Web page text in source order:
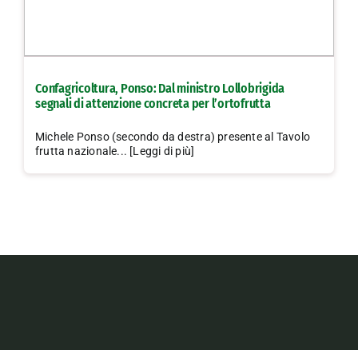
Confagricoltura, Ponso: Dal ministro Lollobrigida
segnali di attenzione concreta per l’ortofrutta
Michele Ponso (secondo da destra) presente al Tavolo
frutta nazionale... [Leggi di più]